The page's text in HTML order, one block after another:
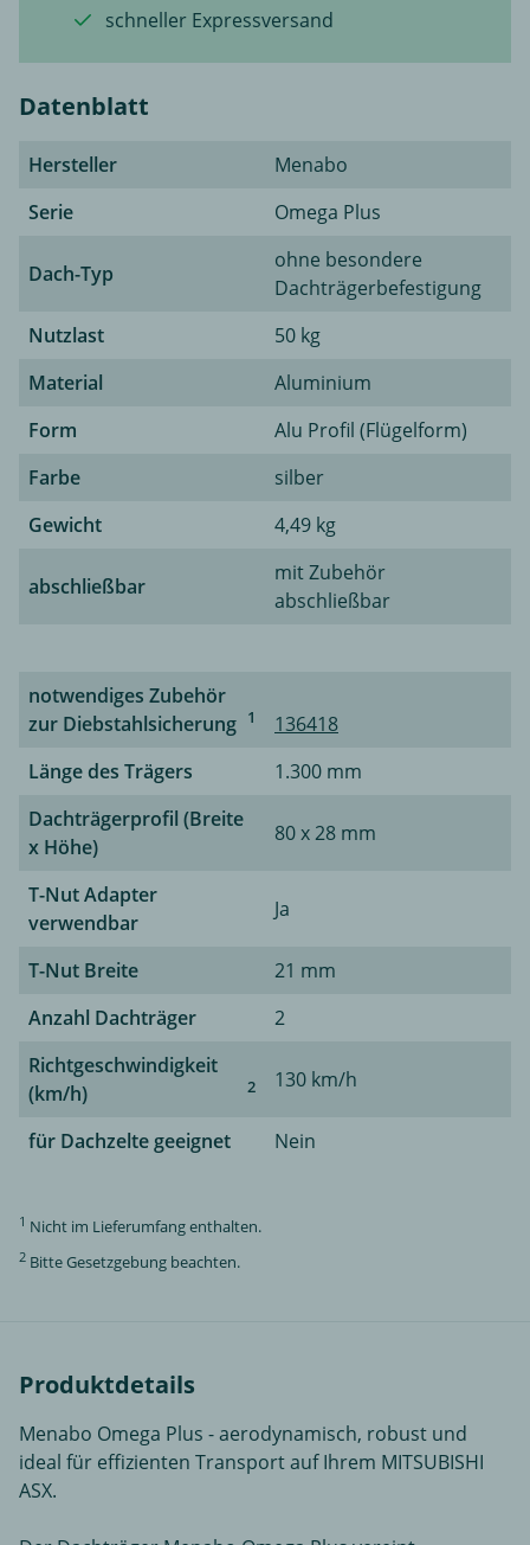
schneller Expressversand
Datenblatt
Hersteller
Menabo
Serie
Omega Plus
Dach-Typ
ohne besondere
Dachträgerbefestigung
Nutzlast
50 kg
Material
Aluminium
Form
Alu Profil (Flügelform)
Farbe
silber
Gewicht
4,49 kg
abschließbar
mit Zubehör
abschließbar
notwendiges Zubehör
zur Diebstahlsicherung 1
136418
Länge des Trägers
1.300 mm
Dachträgerprofil (Breite
x Höhe)
80 x 28 mm
T-Nut Adapter
verwendbar
Ja
T-Nut Breite
21 mm
Anzahl Dachträger
2
Richtgeschwindigkeit
(km/h)
2 130 km/h
für Dachzelte geeignet Nein
1 Nicht im Lieferumfang enthalten.
2 Bitte Gesetzgebung beachten.
Produktdetails
Menabo Omega Plus - aerodynamisch, robust und
ideal für effizienten Transport auf Ihrem MITSUBISHI
ASX.